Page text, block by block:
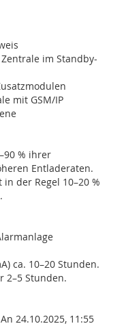
im Standby-
mit GSM/IP
% ihrer
Entladeraten.
der Regel 10–20 %
ca. 10–20 Stunden.
2–5 Stunden.
24.10.2025, 11:55